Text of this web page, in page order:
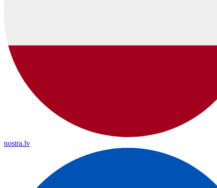
nostra.lv